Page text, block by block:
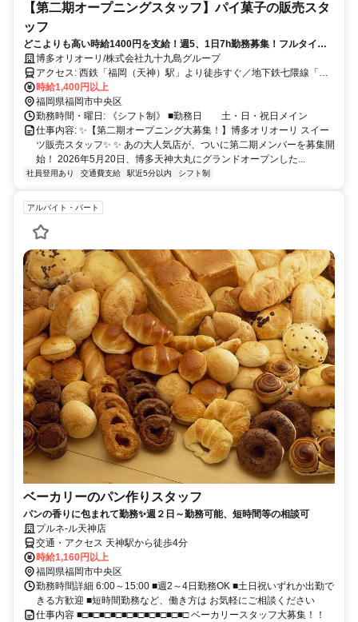
【第二期オープニングスタッフ】パイ菓子の販売スタ
ッフ
どこよりも高い時給1400円を支給！週5、1日7h勤務募集！フルタイム
仕事探し中＆勤務中の方必見！
博多オリオーリ/株式会社九十九島グループ
アクセス: 西鉄「福岡（天神）駅」より徒歩すぐ／地下鉄七隈線「天
神南駅」より徒歩すぐ／各線「天神駅」からもアクセス良好です ※
福岡（天神）駅直結で雨に濡れず通勤ラクラク！
時給1,400円以上
福岡県福岡市中央区
勤務時間・曜日: 《シフト制》 ■勤務日 土・日・祝日メイン
仕事内容: ✨【第二期オープニング大募集！】博多オリオーリ スイー
ツ販売スタッフ✨ ✨ あの大人気店が、ついに第二期メンバーを募集開
始！ 2026年5月20日、博多天神大丸にグランドオープンした...
社員登用あり 交通費支給 駅近5分以内 シフト制
アルバイト・パート
ベーカリーのパン作りスタッフ
パンの香りに包まれて勤務✨週２日～勤務可能、短時間等の相談可
プルネ-ル天神店
交通・アクセス 天神駅から徒歩4分
時給1,160円以上
福岡県福岡市中央区
勤務時間詳細 6:00～15:00 ■週2～4日勤務OK ■土日祝いずれか出勤で
きる方歓迎 ■短時間勤務など、働き方は お気軽にご相談ください
仕事内容 ■□■□■□■□■□■□■□■□■□■□ ベーカリースタッフ大募集！！